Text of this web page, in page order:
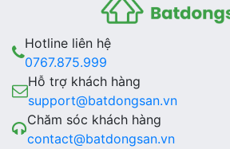
Hotline liên hệ
0767.875.999
Hỗ trợ khách hàng
support@batdongsan.vn
Chăm sóc khách hàng
contact@batdongsan.vn